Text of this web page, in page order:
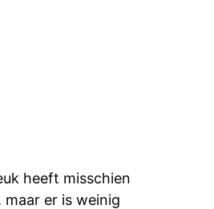
heeft misschien
er is weinig